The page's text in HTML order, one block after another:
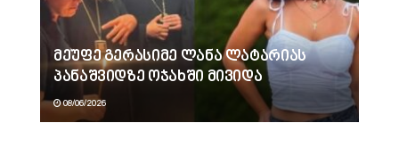
მეუფე გერასიმე ლანა ლატარიას
პანაშვიდზე ოჯახში მივიდა
08/06/2026